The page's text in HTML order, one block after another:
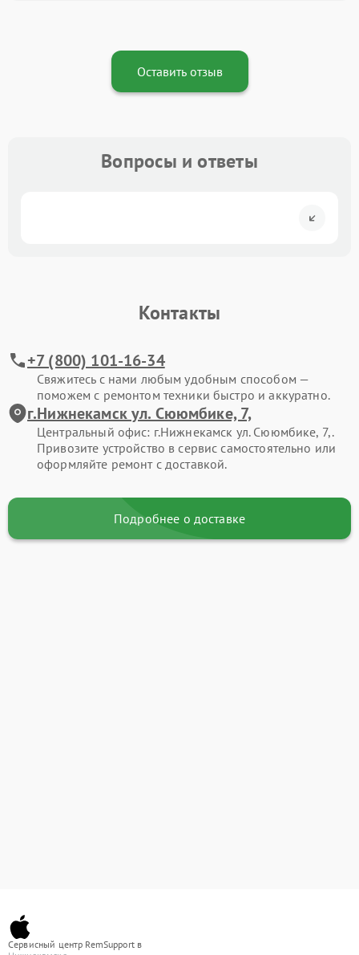
Оставить отзыв
Вопросы и ответы
Контакты
+7 (800) 101-16-34
Свяжитесь с нами любым удобным способом —
поможем с ремонтом техники быстро и аккуратно.
г.Нижнекамск ул. Сююмбике, 7,
Центральный офис: г.Нижнекамск ул. Сююмбике, 7,.
Привозите устройство в сервис самостоятельно или
оформляйте ремонт с доставкой.
Подробнее о доставке
Сервисный центр RemSupport в